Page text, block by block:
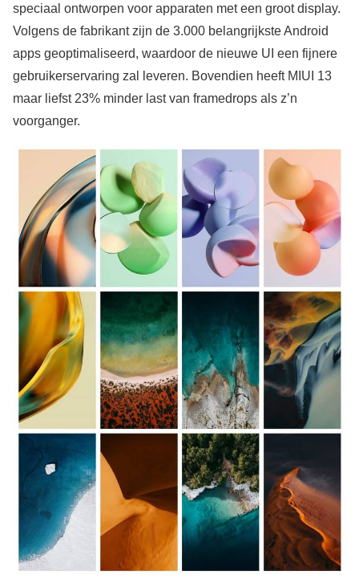
speciaal ontworpen voor apparaten met een groot display.
Volgens de fabrikant zijn de 3.000 belangrijkste Android
apps geoptimaliseerd, waardoor de nieuwe UI een fijnere
gebruikerservaring zal leveren. Bovendien heeft MIUI 13
maar liefst 23% minder last van framedrops als z’n
voorganger.